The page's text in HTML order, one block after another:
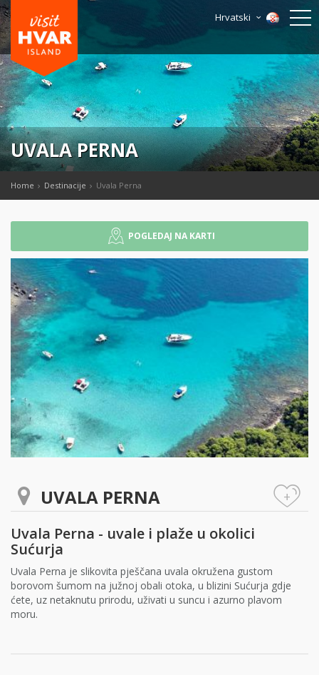
Hrvatski
UVALA PERNA
Home Destinacije Uvala Perna
POGLEDAJ NA KARTI
UVALA PERNA +
Uvala Perna - uvale i plaže u okolici
Sućurja
Uvala Perna je slikovita pješčana uvala okružena gustom
borovom šumom na južnoj obali otoka, u blizini Sućurja gdje
ćete, uz netaknutu prirodu, uživati u suncu i azurno plavom
moru.